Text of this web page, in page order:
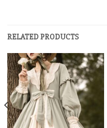
RELATED PRODUCTS